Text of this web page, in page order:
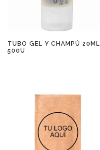
TUBO GEL Y CHAMPÚ 20ML
500U